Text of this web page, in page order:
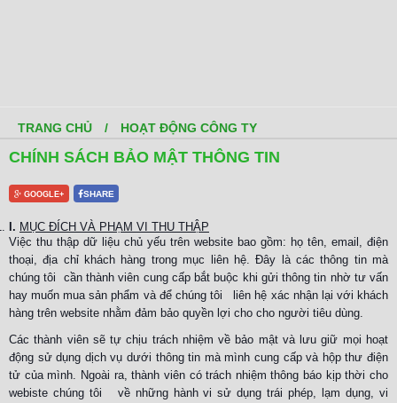
TRANG CHỦ / HOẠT ĐỘNG CÔNG TY
CHÍNH SÁCH BẢO MẬT THÔNG TIN
GOOGLE+ SHARE
I. MỤC ĐÍCH VÀ PHẠM VI THU THẬP
Việc thu thập dữ liệu chủ yếu trên website bao gồm: họ tên, email, điện
thoại, địa chỉ khách hàng trong mục liên hệ. Đây là các thông tin mà
chúng tôi cần thành viên cung cấp bắt buộc khi gửi thông tin nhờ tư vấn
hay muốn mua sản phẩm và để chúng tôi liên hệ xác nhận lại với khách
hàng trên website nhằm đảm bảo quyền lợi cho cho người tiêu dùng.
Các thành viên sẽ tự chịu trách nhiệm về bảo mật và lưu giữ mọi hoạt
động sử dụng dịch vụ dưới thông tin mà mình cung cấp và hộp thư điện
tử của mình. Ngoài ra, thành viên có trách nhiệm thông báo kịp thời cho
webiste chúng tôi về những hành vi sử dụng trái phép, lạm dụng, vi